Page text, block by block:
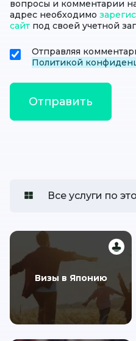
вопросы и комментарии
адрес необходимо
сайт под своей учетной
Отправляя
Политикой
Все услуги по
Визы в Японию